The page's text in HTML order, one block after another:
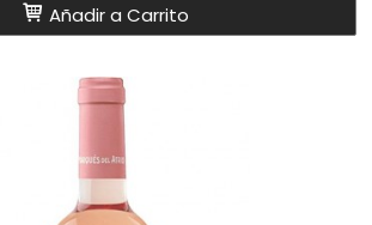
Añadir a Carrito